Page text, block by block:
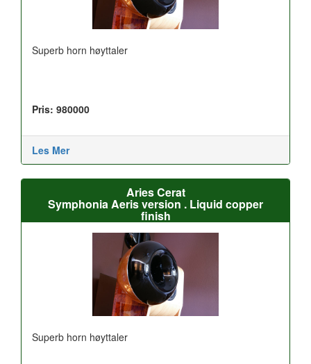
Superb horn høyttaler
Pris: 980000
Les Mer
Aries Cerat
Symphonia Aeris version . Liquid copper
finish
Superb horn høyttaler